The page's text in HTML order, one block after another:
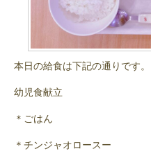
本日の給食は下記の通りです。
幼児食献立
＊ごはん
＊チンジャオロースー